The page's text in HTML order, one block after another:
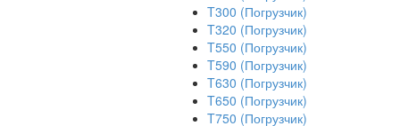
T300 (Погрузчик)
T320 (Погрузчик)
T550 (Погрузчик)
T590 (Погрузчик)
T630 (Погрузчик)
T650 (Погрузчик)
T750 (Погрузчик)